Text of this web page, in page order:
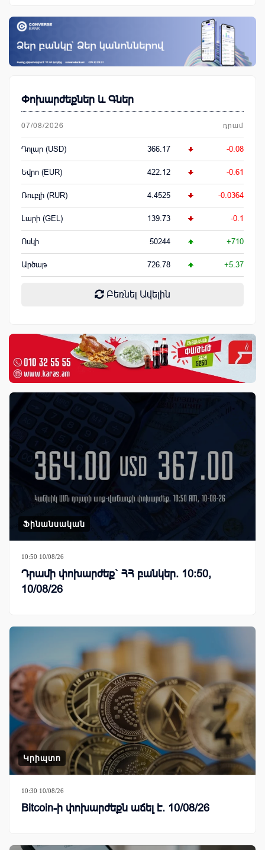
Փոխարժեքներ և Գներ
07/08/2026 դրամ
Դոլար (USD) 366.17 -0.08
Եվրո (EUR) 422.12 -0.61
Ռուբլի (RUR) 4.4525 -0.0364
Լարի (GEL) 139.73 -0.1
Ոսկի 50244 +710
Արծաթ 726.78 +5.37
Բեռնել Ավելին
Ֆինանսական
10:50 10/08/26
Դրամի փոխարժեք` ՀՀ բանկեր. 10:50,
10/08/26
Կրիպտո
10:30 10/08/26
Bitcoin-ի փոխարժեքն աճել է. 10/08/26